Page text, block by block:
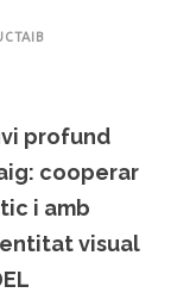
profund
cooperar
i amb
visual